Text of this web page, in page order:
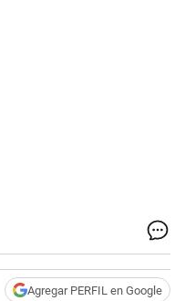
Agregar PERFIL en Google